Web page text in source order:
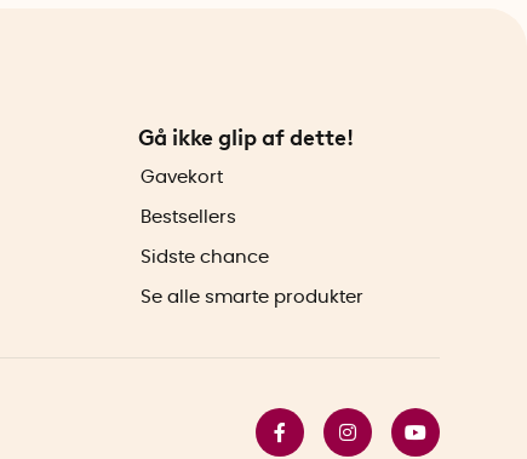
Gå ikke glip af dette!
Gavekort
Bestsellers
Sidste chance
Se alle smarte produkter